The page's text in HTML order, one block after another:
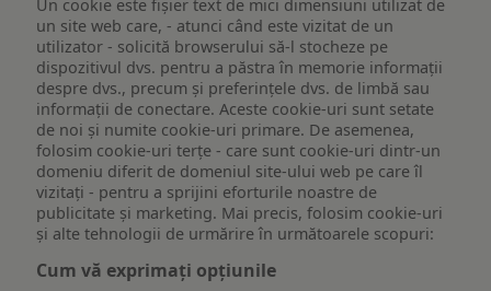
Un cookie este fişier text de mici dimensiuni utilizat de
un site web care, - atunci când este vizitat de un
utilizator - solicită browserului să-l stocheze pe
dispozitivul dvs. pentru a păstra în memorie informații
despre dvs., precum și preferințele dvs. de limbă sau
informații de conectare. Aceste cookie-uri sunt setate
de noi și numite cookie-uri primare. De asemenea,
folosim cookie-uri terțe - care sunt cookie-uri dintr-un
domeniu diferit de domeniul site-ului web pe care îl
vizitați - pentru a sprijini eforturile noastre de
publicitate și marketing. Mai precis, folosim cookie-uri
și alte tehnologii de urmărire în următoarele scopuri:
Cum vă exprimați opțiunile